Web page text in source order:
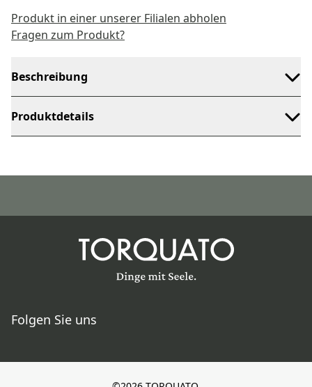
Produkt in einer unserer Filialen abholen
Fragen zum Produkt?
Beschreibung
Produktdetails
Folgen Sie uns